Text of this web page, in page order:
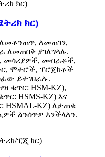
ክር)
ለመጠገን,
ለመጠበቅ ያገለግላሉ.
መሳሪያዎች, መብራቶች,
ሞተሮች, ፕሮጀክቶች
ይተገበራሉ.
ቁጥር: HSM-KZ),
HSMS-KZ) እና
HSMAL-KZ) ለታጠቁ
ልንሰጥዎ እንችላለን.